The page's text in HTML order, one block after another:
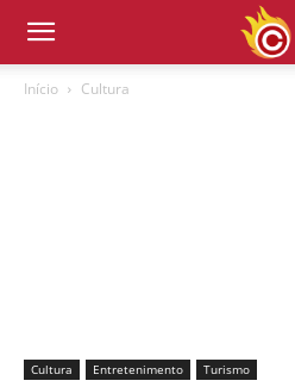
Início Cultura
Cultura Entretenimento Turismo